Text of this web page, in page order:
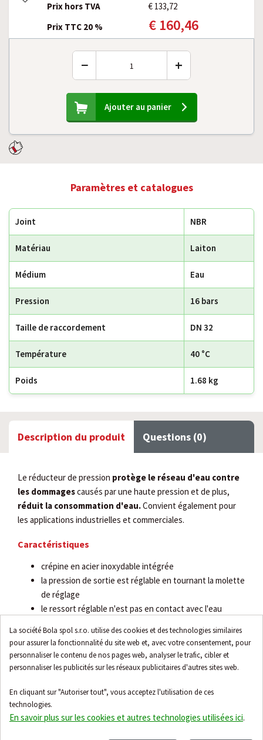
La société Bola spol s.r.o. utilise des cookies et des technologies similaires
pour assurer la fonctionnalité du site web et, avec votre consentement, pour
personnaliser le contenu de nos pages web, analyser le trafic, cibler et
personnaliser les publicités sur les réseaux publicitaires d'autres sites web.
En cliquant sur "Autoriser tout", vous acceptez l'utilisation de ces
technologies.
En savoir plus sur les cookies et autres technologies utilisées ici.
Prix hors TVA
€ 133,72
Prix TTC 20 %
€ 160,46
− +
Ajouter au panier
Paramètres et catalogues
Joint NBR
Matériau Laiton
Médium Eau
Pression 16 bars
Taille de raccordement DN 32
Température 40 °C
Poids 1.68 kg
Description du produit Questions (0)
Le réducteur de pression protège le réseau d'eau contre
les dommagescausés par une haute pression et de plus,
réduit la consommation d'eau.Convient également pour
les applications industrielles et commerciales.
Caractéristiques
crépine en acier inoxydable intégrée
la pression de sortie est réglable en tournant la molette
de réglage
le ressort réglable n'est pas en contact avec l'eau
contre-lavage
les variations de la pression d'entrée n'affectent pas la
pression de sortie